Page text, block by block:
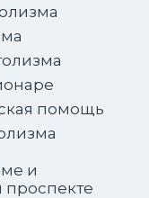
помощь
и